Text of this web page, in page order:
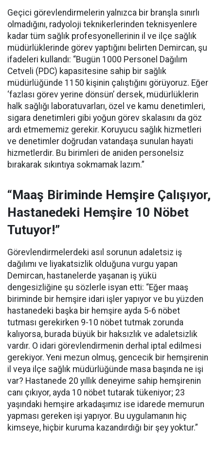
Geçici görevlendirmelerin yalnızca bir branşla sınırlı
olmadığını, radyoloji teknikerlerinden teknisyenlere
kadar tüm sağlık profesyonellerinin il ve ilçe sağlık
müdürlüklerinde görev yaptığını belirten Demircan, şu
ifadeleri kullandı: “Bugün 1000 Personel Dağılım
Cetveli (PDC) kapasitesine sahip bir sağlık
müdürlüğünde 1150 kişinin çalıştığını görüyoruz. Eğer
‘fazlası görev yerine dönsün’ dersek, müdürlüklerin
halk sağlığı laboratuvarları, özel ve kamu denetimleri,
sigara denetimleri gibi yoğun görev skalasını da göz
ardı etmememiz gerekir. Koruyucu sağlık hizmetleri
ve denetimler doğrudan vatandaşa sunulan hayati
hizmetlerdir. Bu birimleri de aniden personelsiz
bırakarak sıkıntıya sokmamak lazım.”
“Maaş Biriminde Hemşire Çalışıyor,
Hastanedeki Hemşire 10 Nöbet
Tutuyor!”
Görevlendirmelerdeki asıl sorunun adaletsiz iş
dağılımı ve liyakatsizlik olduğuna vurgu yapan
Demircan, hastanelerde yaşanan iş yükü
dengesizliğine şu sözlerle isyan etti: “Eğer maaş
biriminde bir hemşire idari işler yapıyor ve bu yüzden
hastanedeki başka bir hemşire ayda 5-6 nöbet
tutması gerekirken 9-10 nöbet tutmak zorunda
kalıyorsa, burada büyük bir haksızlık ve adaletsizlik
vardır. O idari görevlendirmenin derhal iptal edilmesi
gerekiyor. Yeni mezun olmuş, gencecik bir hemşirenin
il veya ilçe sağlık müdürlüğünde masa başında ne işi
var? Hastanede 20 yıllık deneyime sahip hemşirenin
canı çıkıyor, ayda 10 nöbet tutarak tükeniyor; 23
yaşındaki hemşire arkadaşımız ise idarede memurun
yapması gereken işi yapıyor. Bu uygulamanın hiç
kimseye, hiçbir kuruma kazandırdığı bir şey yoktur.”